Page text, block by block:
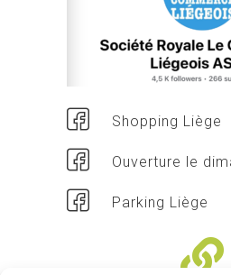
Shopping Liège
Ouverture le
Parking Liège